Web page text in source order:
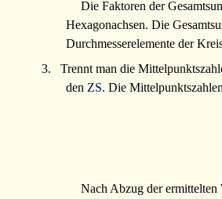
Die Faktoren der
Hexagonachsen. Die
Durchmesserelemente der
3.
Trennt man die
den ZS. Die
Nach Abzug der ermittelten